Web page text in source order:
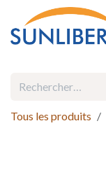
Se rendre au contenu
Tous les produits